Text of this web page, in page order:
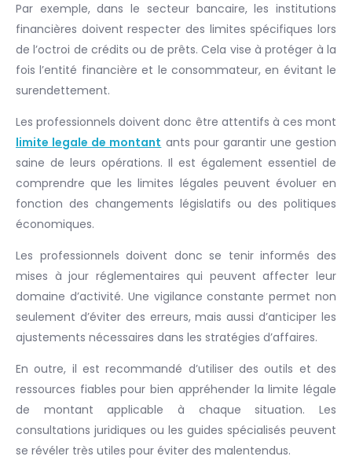
Par exemple, dans le secteur bancaire, les institutions
financières doivent respecter des limites spécifiques lors
de l’octroi de crédits ou de prêts. Cela vise à protéger à la
fois l’entité financière et le consommateur, en évitant le
surendettement.
Les professionnels doivent donc être attentifs à ces mont
limite legale de montant ants pour garantir une gestion
saine de leurs opérations. Il est également essentiel de
comprendre que les limites légales peuvent évoluer en
fonction des changements législatifs ou des politiques
économiques.
Les professionnels doivent donc se tenir informés des
mises à jour réglementaires qui peuvent affecter leur
domaine d’activité. Une vigilance constante permet non
seulement d’éviter des erreurs, mais aussi d’anticiper les
ajustements nécessaires dans les stratégies d’affaires.
En outre, il est recommandé d’utiliser des outils et des
ressources fiables pour bien appréhender la limite légale
de montant applicable à chaque situation. Les
consultations juridiques ou les guides spécialisés peuvent
se révéler très utiles pour éviter des malentendus.